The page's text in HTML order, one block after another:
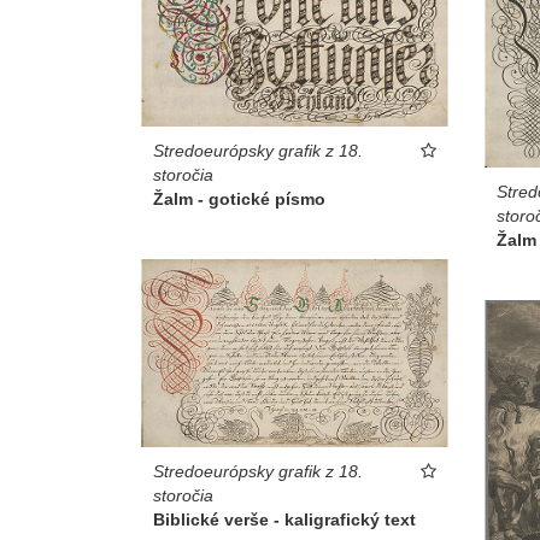
Stredoeurópsky grafik z 18.
storočia
Žalm - gotické písmo
Stredoeurópsky grafik z 18.
storočia
Biblické verše - kaligrafický text